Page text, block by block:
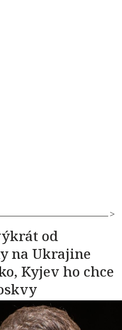
od
na Ukrajine
Kyjev ho chce